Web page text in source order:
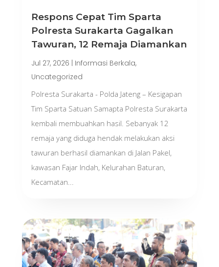
Respons Cepat Tim Sparta
Polresta Surakarta Gagalkan
Tawuran, 12 Remaja Diamankan
Jul 27, 2026 | Informasi Berkala,
Uncategorized
Polresta Surakarta - Polda Jateng – Kesigapan
Tim Sparta Satuan Samapta Polresta Surakarta
kembali membuahkan hasil. Sebanyak 12
remaja yang diduga hendak melakukan aksi
tawuran berhasil diamankan di Jalan Pakel,
kawasan Fajar Indah, Kelurahan Baturan,
Kecamatan...